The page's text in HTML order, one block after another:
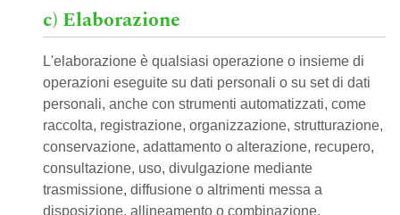
c) Elaborazione
L'elaborazione è qualsiasi operazione o insieme di
operazioni eseguite su dati personali o su set di dati
personali, anche con strumenti automatizzati, come
raccolta, registrazione, organizzazione, strutturazione,
conservazione, adattamento o alterazione, recupero,
consultazione, uso, divulgazione mediante
trasmissione, diffusione o altrimenti messa a
disposizione, allineamento o combinazione,